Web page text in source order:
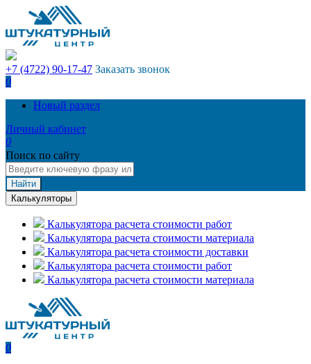
+7 (4722) 90-17-47 Заказать звонок
0
Новый раздел
Личный кабинет
0
Поиск по сайту
Найти
Калькуляторы
Калькулятора расчета стоимости работ
Калькулятора расчета стоимости материала
Калькулятора расчета стоимости доставки
Калькулятора расчета стоимости работ
Калькулятора расчета стоимости материала
0